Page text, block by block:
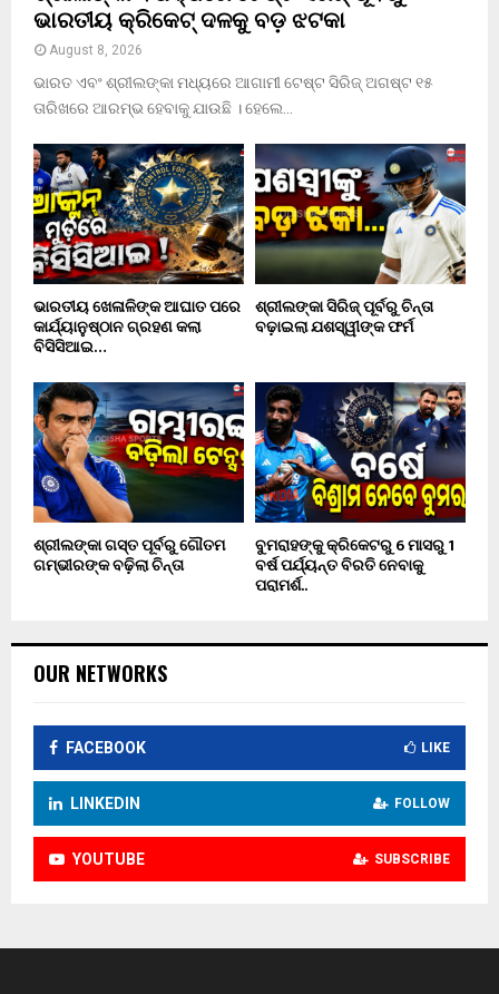
ଭାରତୀୟ କ୍ରିକେଟ୍ ଦଳକୁ ବଡ଼ ଝଟକା
August 8, 2026
ଭାରତ ଏବଂ ଶ୍ରୀଲଙ୍କା ମଧ୍ୟରେ ଆଗାମୀ ଟେଷ୍ଟ ସିରିଜ୍ ଅଗଷ୍ଟ ୧୫
ତାରିଖରେ ଆରମ୍ଭ ହେବାକୁ ଯାଉଛି । ହେଲେ...
ଭାରତୀୟ ଖେଳାଳିଙ୍କ ଆଘାତ ପରେ
କାର୍ଯ୍ୟାନୁଷ୍ଠାନ ଗ୍ରହଣ କଲା
ବିସିସିଆଇ…
ଶ୍ରୀଲଙ୍କା ସିରିଜ୍ ପୂର୍ବରୁ ଚିନ୍ତା
ବଢ଼ାଇଲା ଯଶସ୍ୱୀଙ୍କ ଫର୍ମ
ଶ୍ରୀଲଙ୍କା ଗସ୍ତ ପୂର୍ବରୁ ଗୌତମ
ଗମ୍ଭୀରଙ୍କ ବଢ଼ିଲା ଚିନ୍ତା
ବୁମରାହଙ୍କୁ କ୍ରିକେଟରୁ 6 ମାସରୁ 1
ବର୍ଷ ପର୍ଯ୍ୟନ୍ତ ବିରତି ନେବାକୁ
ପରାମର୍ଶ..
OUR NETWORKS
FACEBOOK LIKE
LINKEDIN FOLLOW
YOUTUBE SUBSCRIBE